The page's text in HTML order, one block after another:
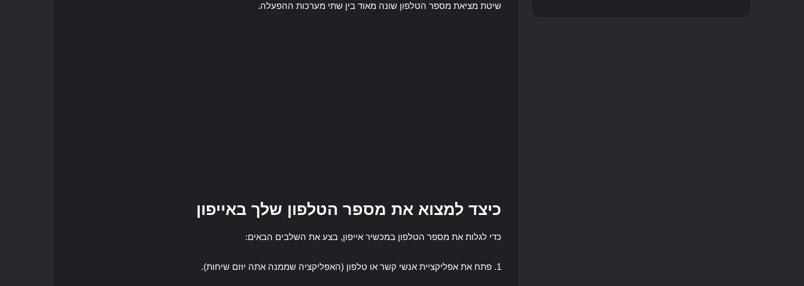
שיטת מציאת מספר הטלפון שונה מאוד בין שתי מערכות ההפעלה.
כיצד למצוא את מספר הטלפון שלך באייפון
כדי לגלות את מספר הטלפון במכשיר אייפון, בצע את השלבים הבאים:
1. פתח את אפליקציית אנשי קשר או טלפון (האפליקציה שממנה אתה יוזם שיחות).